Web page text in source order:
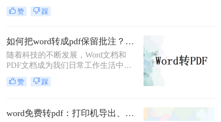
件具有跨平台兼容性、保持文档格式
一致性和不可编辑性的特点，非常适
转换pdf呢？本文将介绍三种常用的方
法来实现这一转换。
赞 踩
如何把word转成pdf保留批注？这三种方法建议收藏！
随着科技的不断发展，Word文档和
PDF文档成为我们日常工作生活中经
常遇到的文件格式。在某些情况下，
我们需要将Word文档转换为PDF格
批注呢？本文将介绍三种简单有效的
赞 踩
word免费转pdf：打印机导出、Word自带、在线工具三选一！